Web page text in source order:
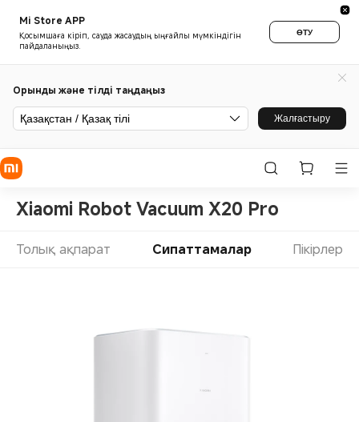
Mi Store APP
Қосымшаға кіріп, сауда жасаудың ыңғайлы мүмкіндігін
пайдаланыңыз.
ӨТУ
Орынды және тілді таңдаңыз
Қазақстан / Қазақ тілі Жалғастыру
Xiaomi Robot Vacuum X20 Pro
Толық ақпарат Сипаттамалар Пікірлер